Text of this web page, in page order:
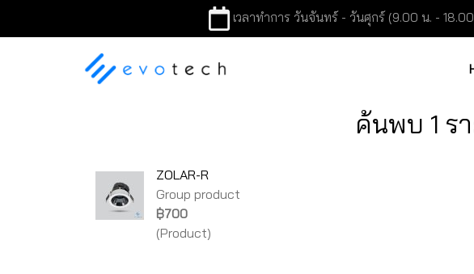
เวลาทำการ วันจันทร์ - วันศุกร์ (9.00 น. -
ค้นพบ 1 ร
ZOLAR-R
Group product
฿700
(Product)